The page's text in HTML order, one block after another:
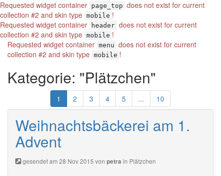
Requested widget container page_top does not exist for current
collection #2 and skin type mobile !
Requested widget container
header does not exist for current
collection #2 and skin type mobile !
Requested widget container menu does not exist for current
collection #2 and skin type mobile !
Kategorie: "Plätzchen"
1 2 3 4 5 ... 10
Weihnachtsbäckerei am 1.
Advent
gesendet am 28 Nov 2015 von petra in Plätzchen